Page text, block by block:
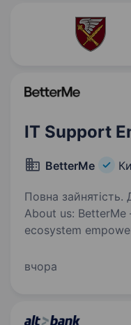
IT Support
BetterMe
Повна зайнятість.
About us:
ecosystem
We build what
вчора